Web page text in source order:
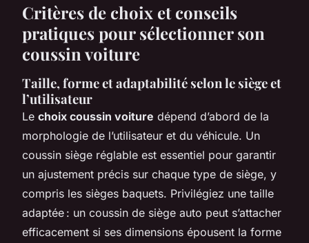
Critères de choix et conseils
pratiques pour sélectionner son
coussin voiture
Taille, forme et adaptabilité selon le siège et
l’utilisateur
Le choix coussin voiture dépend d’abord de la
morphologie de l’utilisateur et du véhicule. Un
coussin siège réglable est essentiel pour garantir
un ajustement précis sur chaque type de siège, y
compris les sièges baquets. Privilégiez une taille
adaptée : un coussin de siège auto peut s’attacher
efficacement si ses dimensions épousent la forme